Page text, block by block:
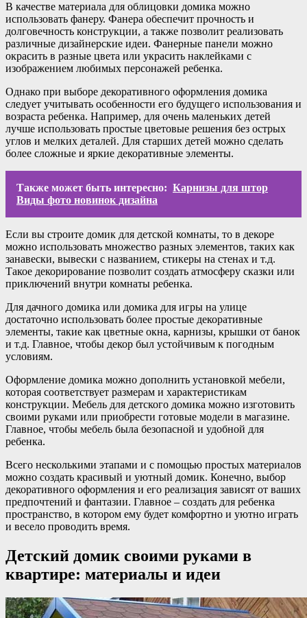
В качестве материала для облицовки домика можно
использовать фанеру. Фанера обеспечит прочность и
долговечность конструкции, а также позволит реализовать
различные дизайнерские идеи. Фанерные панели можно
окрасить в разные цвета или украсить наклейками с
изображением любимых персонажей ребенка.
Однако при выборе декоративного оформления домика
следует учитывать особенности его будущего использования и
возраста ребенка. Например, для очень маленьких детей
лучше использовать простые цветовые решения без острых
углов и мелких деталей. Для старших детей можно сделать
более сложные и яркие декоративные элементы.
Также может быть интересно: Карнизы для штор
Виды фото новинок дизайна
Если вы строите домик для детской комнаты, то в декоре
можно использовать множество разных элементов, таких как
занавески, вывески с названием, стикеры на стенах и т.д.
Такое декорирование позволит создать атмосферу сказки или
приключений внутри комнаты ребенка.
Для дачного домика или домика для игры на улице
достаточно использовать более простые декоративные
элементы, такие как цветные окна, карнизы, крышки от банок
и т.д. Главное, чтобы декор был устойчивым к погодным
условиям.
Оформление домика можно дополнить установкой мебели,
которая соответствует размерам и характеристикам
конструкции. Мебель для детского домика можно изготовить
своими руками или приобрести готовые модели в магазине.
Главное, чтобы мебель была безопасной и удобной для
ребенка.
Всего несколькими этапами и с помощью простых материалов
можно создать красивый и уютный домик. Конечно, выбор
декоративного оформления и его реализация зависят от ваших
предпочтений и фантазии. Главное – создать для ребенка
пространство, в котором ему будет комфортно и уютно играть
и весело проводить время.
Детский домик своими руками в
квартире: материалы и идеи